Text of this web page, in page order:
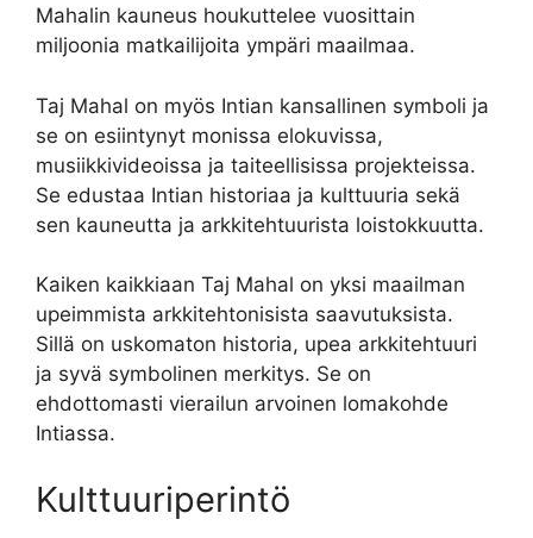
Mahalin kauneus houkuttelee vuosittain
miljoonia matkailijoita ympäri maailmaa.
Taj Mahal on myös Intian kansallinen symboli ja
se on esiintynyt monissa elokuvissa,
musiikkivideoissa ja taiteellisissa projekteissa.
Se edustaa Intian historiaa ja kulttuuria sekä
sen kauneutta ja arkkitehtuurista loistokkuutta.
Kaiken kaikkiaan Taj Mahal on yksi maailman
upeimmista arkkitehtonisista saavutuksista.
Sillä on uskomaton historia, upea arkkitehtuuri
ja syvä symbolinen merkitys. Se on
ehdottomasti vierailun arvoinen lomakohde
Intiassa.
Kulttuuriperintö